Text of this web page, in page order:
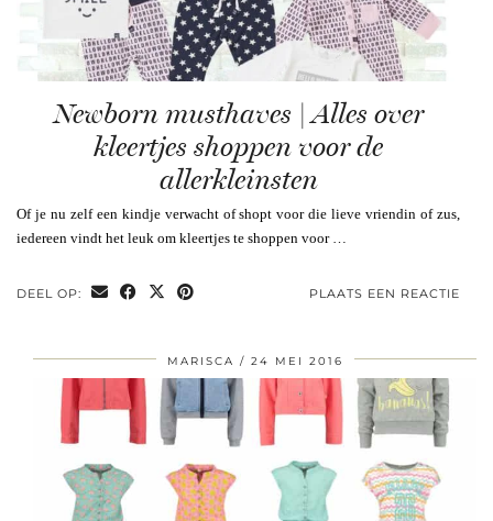
Newborn musthaves | Alles over
kleertjes shoppen voor de
allerkleinsten
Of je nu zelf een kindje verwacht of shopt voor die lieve vriendin of zus,
iedereen vindt het leuk om kleertjes te shoppen voor …
DEEL OP: PLAATS EEN REACTIE
MARISCA 24 MEI 2016